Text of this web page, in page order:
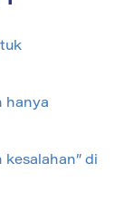
hanya
di